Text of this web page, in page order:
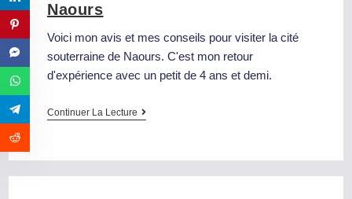
Naours
Voici mon avis et mes conseils pour visiter la cité
souterraine de Naours. C'est mon retour
d'expérience avec un petit de 4 ans et demi.
Continuer La Lecture